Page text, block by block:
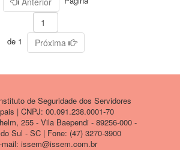
de 1 Próxima
de Seguridade dos Servidores
| CNPJ: 00.091.238.0001-70
255 - Vila Baependi - 89256-000 -
Sul - SC | Fone: (47) 3270-3900
mail: issem@issem.com.br